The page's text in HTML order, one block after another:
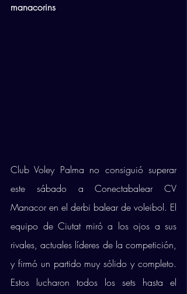
manacorins
Club Voley Palma no consiguió superar
este sábado a Conectabalear CV
Manacor en el derbi balear de voleibol. El
equipo de Ciutat miró a los ojos a sus
rivales, actuales líderes de la competición,
y firmó un partido muy sólido y completo.
Estos lucharon todos los sets hasta el